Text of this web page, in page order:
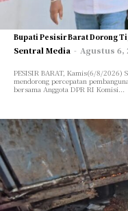
Bupati Pesisir Barat Dorong
Sentral Media - Agustus 6,
PESISIR BARAT, Kamis(6/8/
mendorong percepatan
bersama Anggota DPR RI Komisi...